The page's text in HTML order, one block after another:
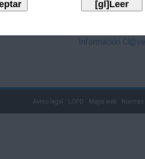
Información Cl@ve
Aviso legal LOPD Mapa web